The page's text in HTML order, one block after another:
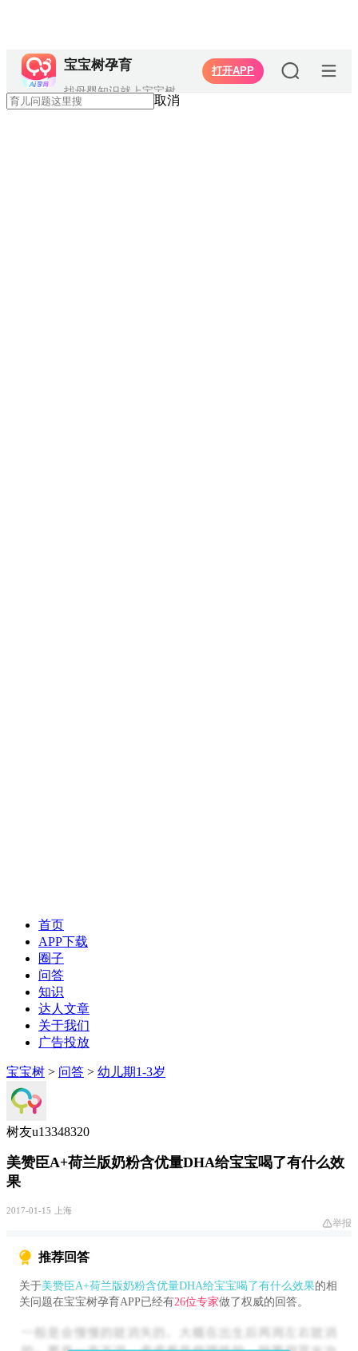
宝宝树孕育
找母婴知识就上宝宝树
打开APP
取消
首页
APP下载
圈子
问答
知识
达人文章
关于我们
广告投放
宝宝树 > 问答 > 幼儿期1-3岁
树友u13348320
美赞臣A+荷兰版奶粉含优量DHA给宝宝喝了有什么效
果
2017-01-15 上海
举报
推荐回答
关于美赞臣A+荷兰版奶粉含优量DHA给宝宝喝了有什么效果的相
关问题在宝宝树孕育APP已经有26位专家做了权威的回答。